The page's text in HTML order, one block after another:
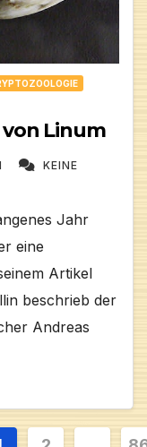
von Linum
KEINE
Jahr
eine
Artikel
beschrieb der
Andreas